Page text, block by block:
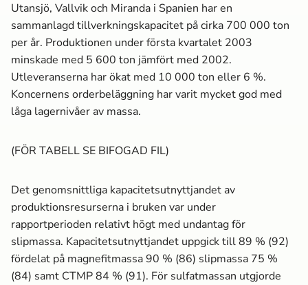
Utansjö, Vallvik och Miranda i Spanien har en
sammanlagd tillverkningskapacitet på cirka 700 000 ton
per år. Produktionen under första kvartalet 2003
minskade med 5 600 ton jämfört med 2002.
Utleveranserna har ökat med 10 000 ton eller 6 %.
Koncernens orderbeläggning har varit mycket god med
låga lagernivåer av massa­.
(FÖR TABELL SE BIFOGAD FIL)
Det genomsnittliga kapacitetsutnyttjandet av
produktionsresurserna i bruken var under
rapportperioden relativt högt med undantag för
slipmassa­. Kapacitetsutnyttjandet uppgick till 89 % (92)
fördelat på magnefitmassa­ 90 % (86) slipmassa­ 75 %
(84) samt CTMP 84 % (91). För sulfatmassa­n utgjorde